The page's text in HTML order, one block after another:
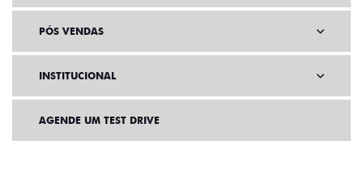
PÓS VENDAS
INSTITUCIONAL
AGENDE UM TEST DRIVE